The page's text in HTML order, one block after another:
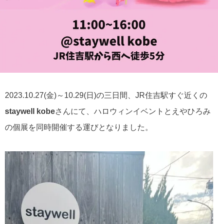
2023.10.27(金)～10.29(日)の三日間、JR住吉駅すぐ近くの
staywell kobeさんにて、ハロウィンイベントとえやひろみ
の個展を同時開催する運びとなりました。